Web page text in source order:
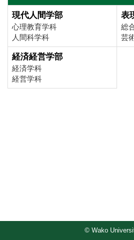
現代人間学部
心理教育学科
人間科学科
表
総
芸
経済経営学部
経済学科
経営学科
© Wako